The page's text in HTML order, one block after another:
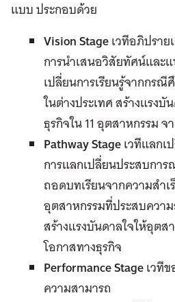
แบบ ประกอบด้วย
Vision Stageเวทีอภิปรา
การนำเสนอวิสัยทัศน์และ
เปลี่ยนการเรียนรู้จากกร
ในต่างประเทศ สร้างแรงบั
ธุรกิจใน 11 อุตสาหกรรม จ
Pathway Stageเวทีแลก
การแลกเปลี่ยนประสบกา
ถอดบทเรียนจากความสำ
อุตสาหกรรมที่ประสบความ
สร้างแรงบันดาลใจให้อุตส
โอกาสทางธุรกิจ
Performance Stageเวที
ความสามารถ